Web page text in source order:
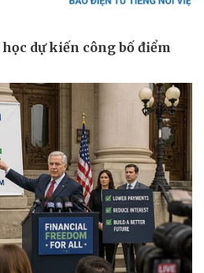
Vũ khí
Việt Nam
Phân tích